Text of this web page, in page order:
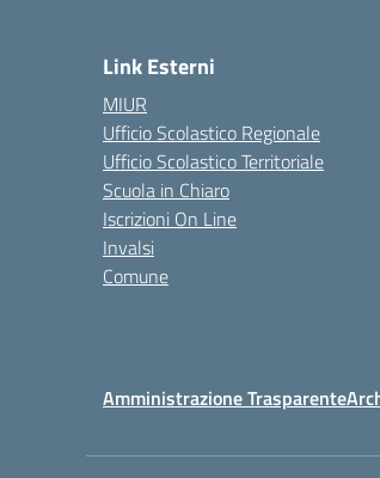
Link Esterni
MIUR
Ufficio Scolastico Regionale
Ufficio Scolastico Territoriale
Scuola in Chiaro
Iscrizioni On Line
Invalsi
Comune
Amministrazione Trasparente